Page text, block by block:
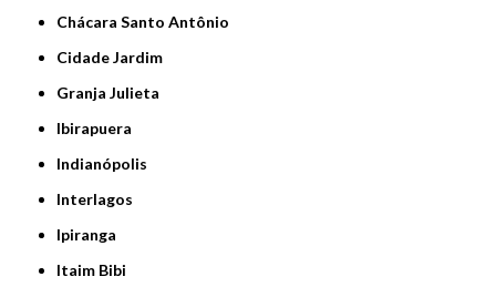
Chácara Santo Antônio
Cidade Jardim
Granja Julieta
Ibirapuera
Indianópolis
Interlagos
Ipiranga
Itaim Bibi